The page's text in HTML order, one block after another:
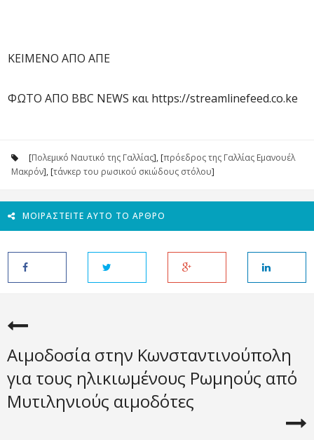
ΚΕΙΜΕΝΟ ΑΠΟ ΑΠΕ
ΦΩΤΟ ΑΠΟ BBC NEWS και https://streamlinefeed.co.ke
[Πολεμικό Ναυτικό της Γαλλίας], [πρόεδρος της Γαλλίας Εμανουέλ
Μακρόν], [τάνκερ του ρωσικού σκιώδους στόλου]
ΜΟΙΡΑΣΤΕΊΤΕ ΑΥΤΌ ΤΟ ΆΡΘΡΟ
Αιμοδοσία στην Κωνσταντινούπολη
για τους ηλικιωμένους Ρωμηούς από
Μυτιληνιούς αιμοδότες